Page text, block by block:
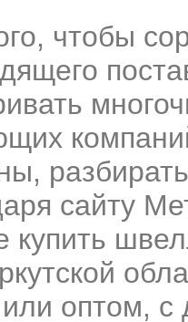
чтобы
сайту
купить
оптом, с